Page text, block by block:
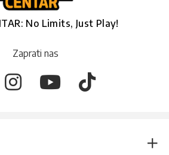
No Limits, Just Play!
Zaprati nas